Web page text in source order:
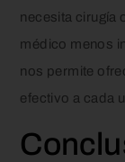
necesita cirugía
médico menos
nos permite
efectivo a cada